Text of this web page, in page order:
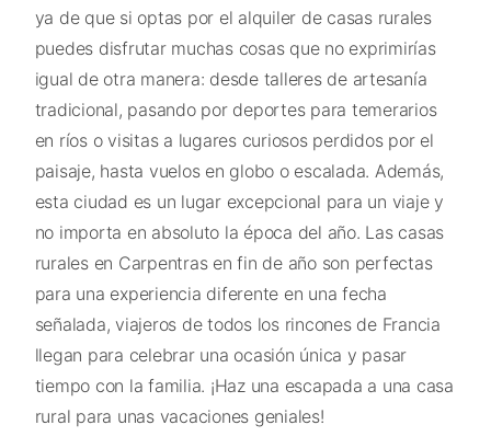
ya de que si optas por el alquiler de casas rurales
puedes disfrutar muchas cosas que no exprimirías
igual de otra manera: desde talleres de artesanía
tradicional, pasando por deportes para temerarios
en ríos o visitas a lugares curiosos perdidos por el
paisaje, hasta vuelos en globo o escalada. Además,
esta ciudad es un lugar excepcional para un viaje y
no importa en absoluto la época del año. Las casas
rurales en Carpentras en fin de año son perfectas
para una experiencia diferente en una fecha
señalada, viajeros de todos los rincones de Francia
llegan para celebrar una ocasión única y pasar
tiempo con la familia. ¡Haz una escapada a una casa
rural para unas vacaciones geniales!